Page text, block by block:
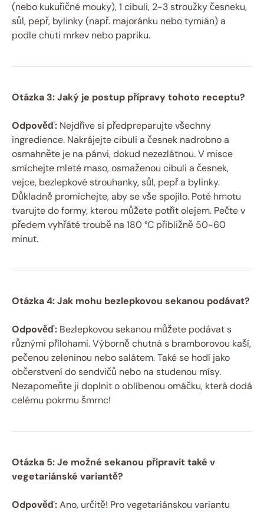
(nebo kukuřičné mouky), 1 cibuli, 2-3 stroužky česneku,
sůl, pepř, bylinky (např. majoránku nebo tymián) a
podle chuti mrkev nebo papriku.
Otázka 3: Jaký je postup přípravy tohoto receptu?
Odpověď: Nejdříve si předpreparujte všechny
ingredience. Nakrájejte cibuli a česnek nadrobno a
osmahněte je na pánvi, dokud nezezlátnou. V misce
smíchejte mleté maso, osmaženou cibuli a česnek,
vejce, bezlepkové strouhanky, sůl, pepř a bylinky.
Důkladně promíchejte, aby se vše spojilo. Poté hmotu
tvarujte do formy, kterou můžete potřít olejem. Pečte v
předem vyhřáté troubě na 180 °C přibližně 50-60
minut.
Otázka 4: Jak mohu bezlepkovou sekanou podávat?
Odpověď: Bezlepkovou sekanou můžete podávat s
různými přílohami. Výborně chutná s bramborovou kaší,
pečenou zeleninou nebo salátem. Také se hodí jako
občerstvení do sendvičů nebo na studenou mísy.
Nezapomeňte ji doplnit o oblíbenou omáčku, která dodá
celému pokrmu šmrnc!
Otázka 5: Je možné sekanou připravit také v
vegetariánské variantě?
Odpověď:Ano, určitě! Pro vegetariánskou variantu